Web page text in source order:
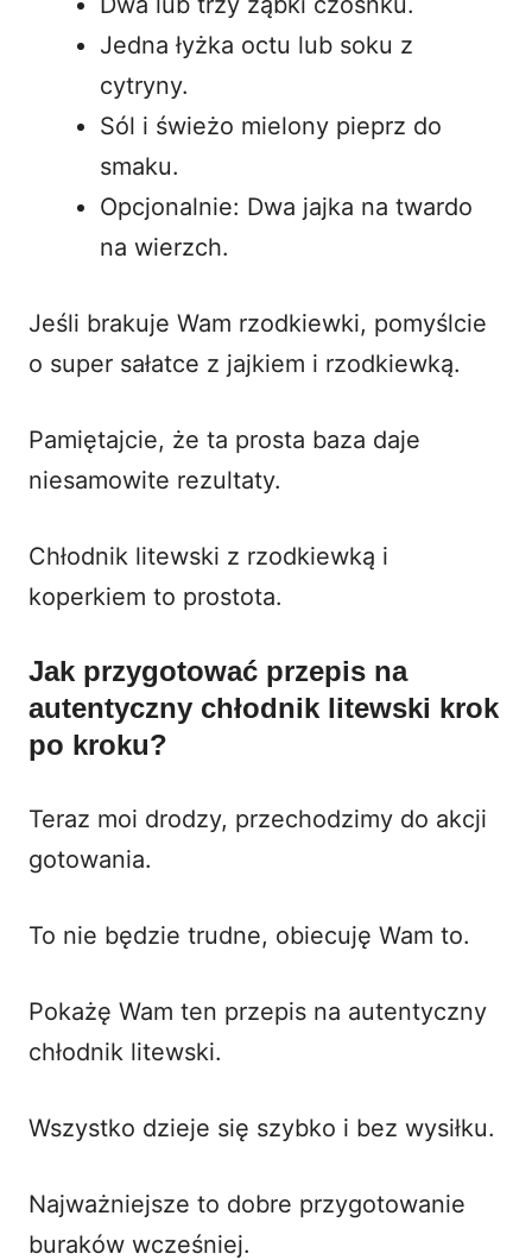
Jedna łyżka octu lub soku z
cytryny.
Sól i świeżo mielony pieprz do
smaku.
Opcjonalnie: Dwa jajka na twardo
na wierzch.
Jeśli brakuje Wam rzodkiewki, pomyślcie
o super sałatce z jajkiem i rzodkiewką.
Pamiętajcie, że ta prosta baza daje
niesamowite rezultaty.
Chłodnik litewski z rzodkiewką i
koperkiem to prostota.
Jak przygotować przepis na
autentyczny chłodnik litewski krok
po kroku?
Teraz moi drodzy, przechodzimy do akcji
gotowania.
To nie będzie trudne, obiecuję Wam to.
Pokażę Wam ten przepis na autentyczny
chłodnik litewski.
Wszystko dzieje się szybko i bez wysiłku.
Najważniejsze to dobre przygotowanie
buraków wcześniej.